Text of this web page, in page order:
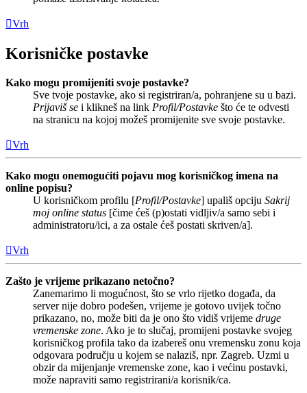
Vrh
Korisničke postavke
Kako mogu promijeniti svoje postavke?
Sve tvoje postavke, ako si registriran/a, pohranjene su u bazi.
Prijaviš se i klikneš na link Profil/Postavke što će te odvesti
na stranicu na kojoj možeš promijenite sve svoje postavke.
Vrh
Kako mogu onemogućiti pojavu mog korisničkog imena na
online popisu?
U korisničkom profilu [Profil/Postavke] upališ opciju Sakrij
moj online status [čime ćeš (p)ostati vidljiv/a samo sebi i
administratoru/ici, a za ostale ćeš postati skriven/a].
Vrh
Zašto je vrijeme prikazano netočno?
Zanemarimo li mogućnost, što se vrlo rijetko događa, da
server nije dobro podešen, vrijeme je gotovo uvijek točno
prikazano, no, može biti da je ono što vidiš vrijeme druge
vremenske zone. Ako je to slučaj, promijeni postavke svojeg
korisničkog profila tako da izabereš onu vremensku zonu koja
odgovara području u kojem se nalaziš, npr. Zagreb. Uzmi u
obzir da mijenjanje vremenske zone, kao i većinu postavki,
može napraviti samo registrirani/a korisnik/ca.